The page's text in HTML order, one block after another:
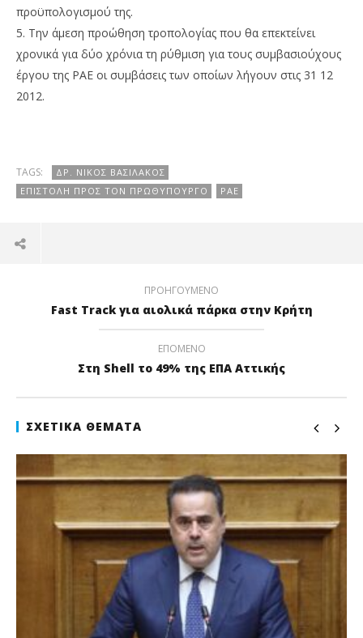
προϋπολογισμού της.
5. Την άμεση προώθηση τροπολογίας που θα επεκτείνει
χρονικά για δύο χρόνια τη ρύθμιση για τους συμβασιούχους
έργου της ΡΑΕ οι συμβάσεις των οποίων λήγουν στις 31 12
2012.
TAGS:
ΔΡ. ΝΊΚΟΣ ΒΑΣΙΛΆΚΟΣ
ΕΠΙΣΤΟΛΉ ΠΡΟΣ ΤΟΝ ΠΡΩΘΥΠΟΥΡΓΌ
ΡΑΕ
ΠΡΟΗΓΟΎΜΕΝΟ
Fast Track για αιολικά πάρκα στην Κρήτη
ΕΠΌΜΕΝΟ
Στη Shell το 49% της ΕΠΑ Αττικής
ΣΧΕΤΙΚΆ ΘΈΜΑΤΑ